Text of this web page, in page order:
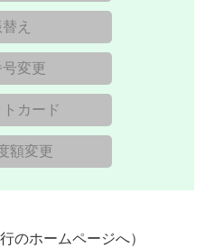
え
変更
カード
額変更
のホームページへ）